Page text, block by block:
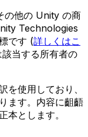
の他の Unity の商
Technologies
です (詳しくはこ
当する所有者の
を使用しており、
ます。内容に齟齬
本とします。